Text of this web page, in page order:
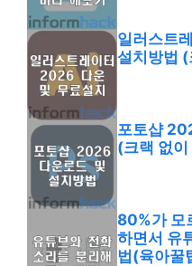
일러스트
설치방법
포토샵
(크랙 없이
80%가 모
하면서 유
법(육아꿀